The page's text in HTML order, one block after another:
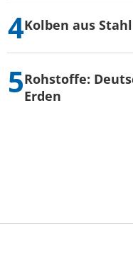
Kolben aus
Rohstoffe:
Erden